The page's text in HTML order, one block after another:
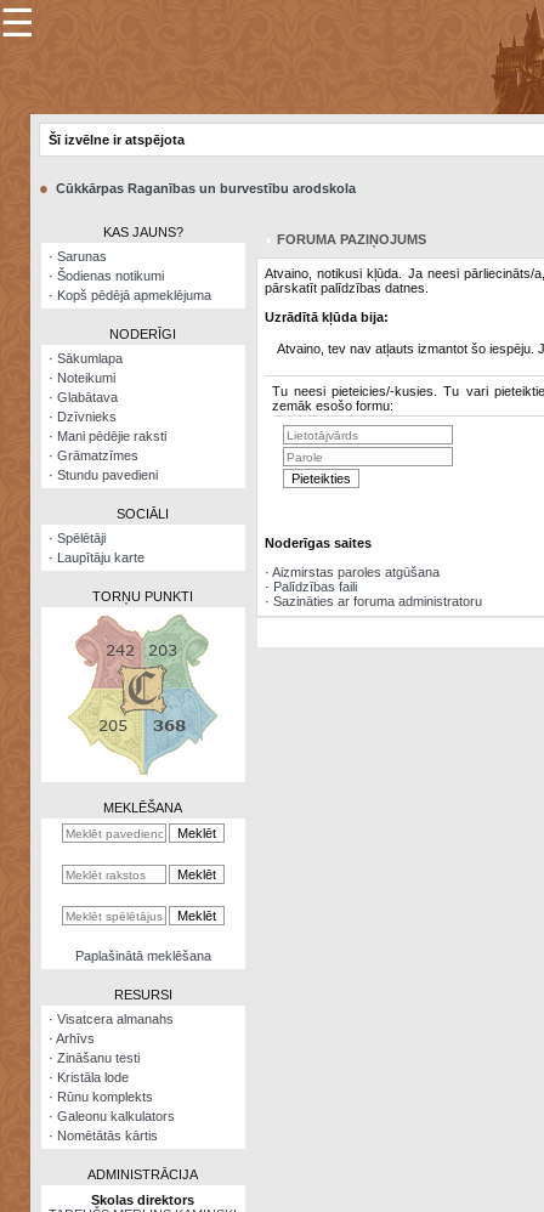
×
Šodienas
notikumi
Visatcera
almanahs
Arhīvs
Zināšanu
kalkulators
Nomētātās
☰
Šī izvēlne ir atspējota
● Cūkkārpas Raganības un burvestību arodskola
KAS JAUNS?
· Sarunas
· Šodienas notikumi
· Kopš pēdējā apmeklējuma
NODERĪGI
· Sākumlapa
· Noteikumi
· Glabātava
· Dzīvnieks
· Mani pēdējie raksti
· Grāmatzīmes
· Stundu pavedieni
SOCIĀLI
· Spēlētāji
· Laupītāju karte
TORŅU PUNKTI
MEKLĒŠANA
Paplašinātā meklēšana
RESURSI
· Visatcera almanahs
· Arhīvs
· Zināšanu testi
· Kristāla lode
· Rūnu komplekts
· Galeonu kalkulators
· Nomētātās kārtis
ADMINISTRĀCIJA
Skolas direktors
FORUMA PAZIŅOJUMS
Atvaino, notikusi kļūda. Ja neesi pārliecināts/
pārskatīt palīdzības datnes.
Uzrādītā kļūda bija:
Atvaino, tev nav atļauts izmantot šo iespēju.
Tu neesi pieteicies/-kusies. Tu vari
zemāk esošo formu:
Noderīgas saites
· Aizmirstas paroles atgūšana
· Palīdzības faili
· Sazināties ar foruma administratoru